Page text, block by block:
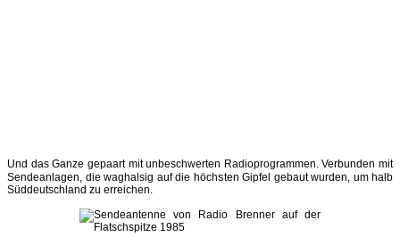
Und das Ganze gepaart mit unbeschwerten Radioprogrammen. Verbunden mit
Sendeanlagen, die waghalsig auf die höchsten Gipfel gebaut wurden, um halb
Süddeutschland zu erreichen.